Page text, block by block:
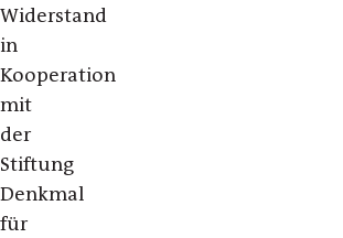
Widerstand
in
Kooperation
mit
der
Stiftung
Denkmal
für